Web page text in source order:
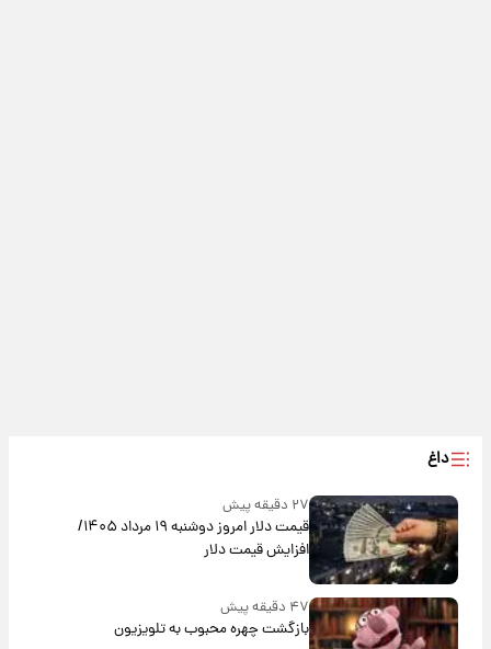
داغ
۲۷ دقیقه پیش
قیمت دلار امروز دوشنبه ۱۹ مرداد ۱۴۰۵/
افزایش قیمت دلار
۴۷ دقیقه پیش
بازگشت چهره محبوب به تلویزیون